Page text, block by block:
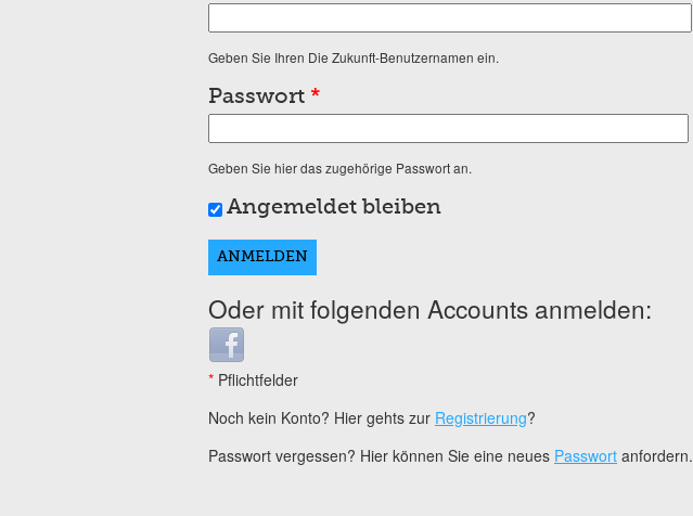
Geben Sie Ihren Die Zukunft-Benutzernamen ein.
Passwort *
Geben Sie hier das zugehörige Passwort an.
Angemeldet bleiben
Oder mit folgenden Accounts anmelden:
Login with Facebook
* Pflichtfelder
Noch kein Konto? Hier gehts zur Registrierung?
Passwort vergessen? Hier können Sie eine neues Passwort anfordern.